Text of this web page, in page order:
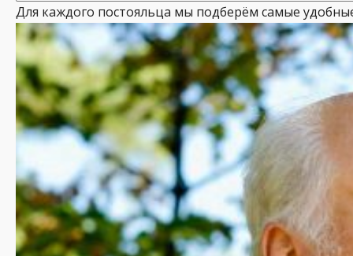
Для каждого постояльца мы подберём самые